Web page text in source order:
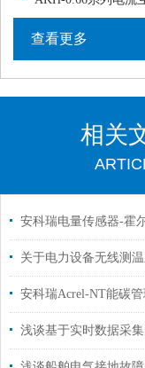
查看更多
相关
安科瑞电量传感器-霍
关于电力设备无线测